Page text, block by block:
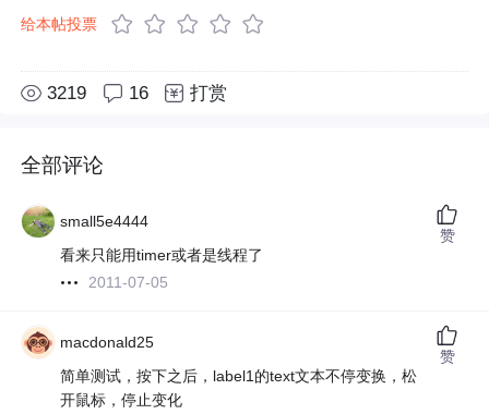
给本帖投票
3219 16 打赏
全部评论
small5e4444
看来只能用timer或者是线程了
2011-07-05
赞
macdonald25
简单测试，按下之后，label1的text文本不停变换，松
开鼠标，停止变化
赞